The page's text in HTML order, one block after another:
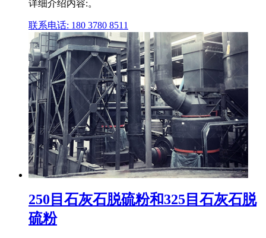
详细介绍内容:。
联系电话: 180 3780 8511
250目石灰石脱硫粉和325目石灰石脱
硫粉